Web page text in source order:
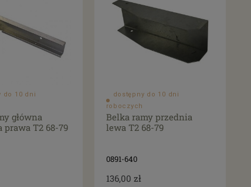
do 10 dni
główna
prawa T2 68-79
dostępny do 10 dni
roboczych
Belka ramy przednia
lewa T2 68-79
0891-640
136,00 zł